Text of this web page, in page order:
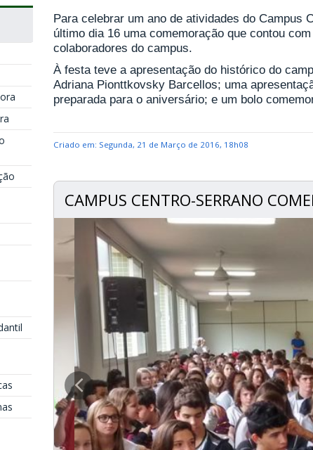
Para celebrar um ano de atividades do Campus
último dia 16 uma comemoração que contou
colaboradores do campus.
À festa teve a apresentação do histórico do
Adriana Pionttkovsky Barcellos; uma
preparada para o aniversário; e um bolo
Criado em: Segunda, 21 de Março de 2016, 18h08
CAMPUS CENTRO-SERRANO